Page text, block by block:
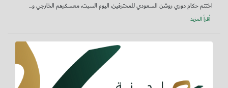
اختتم حكام دوري روشن السعودي للمحترفين، اليوم السبت، معسكرهم الخارجي و...
أقرأ المزيد